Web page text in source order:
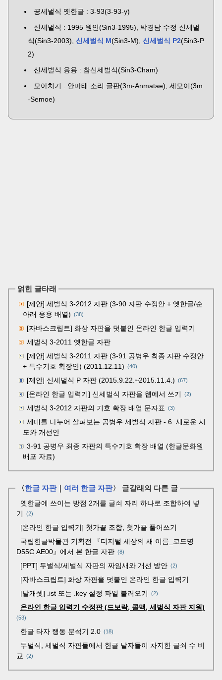
공세벌식 옛한글 : 3-93(3-93-y)
신세벌식 : 1995 원안(Sin3-1995), 박경남 수정 신세벌
식(Sin3-2003), 신세벌식 M(Sin3-M), 신세벌식 P2(Sin3-P
2)
신세벌식 응용 : 참신세벌식(Sin3-Cham)
모아치기 : 안마태 소리 글판(3m-Anmatae), 세모이(3m
-Semoe)
얽힌 글타래
[제안] 세벌식 3-2012 자판 (3-90 자판 수정안 + 옛한글/순
아래 응용 배열) (38)
[자바스크립트] 화상 자판을 덧붙인 온라인 한글 입력기
세벌식 3-2011 옛한글 자판
[제안] 세벌식 3-2011 자판 (3-91 공병우 최종 자판 수정안
+ 특수기호 확장안) (2011.12.11) (40)
[제안] 신세벌식 P 자판 (2015.9.22.~2015.11.4.) (67)
[온라인 한글 입력기] 신세벌식 자판을 웹에서 쓰기 (2)
세벌식 3-2012 자판의 기호 확장 배열 문자표 (3)
세대를 나누어 살펴보는 공병우 세벌식 자판 - 6. 새로운 시
도와 개선안
3-91 공병우 최종 자판의 특수기호 확장 배열 (한글문화원
배포 자료)
〈한글 자판｜ 여러 한글 자판〉 글갈래의 다른 글
옛한글에 쓰이는 방점 2개를 글쇠 자리 하나로 조합하여 넣
기
2
[온라인 한글 입력기] 첫가끝 조합, 첫가끝 풀어쓰기
국립한글박물관 기획전 『디지털 세상의 새 이름_코드명
D55C AE00』에서 본 한글 자판
8
[PPT] 두벌식/세벌식 자판의 짜임새와 개선 방안 2
[자바스크립트] 화상 자판을 덧붙인 온라인 한글 입력기
[날개셋] .ist 또는 .key 설정 파일 불러오기
2
온라인 한글 입력기 수정판 (드보락, 콜맥, 세벌식 자판 지원)
53
한글 타자 행동 분석기 2.0 18
두벌식, 세벌식 자판들에서 한글 낱자들이 차지한 글쇠 수 비
교
2